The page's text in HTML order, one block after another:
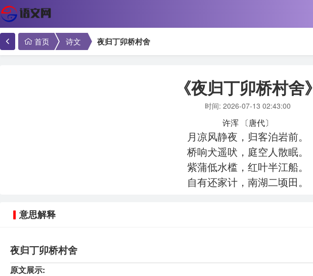
首页 诗文 夜归丁卯桥村舍
《夜归丁卯桥村舍》
时间: 2026-07-13 02:43:00
许浑 〔唐代〕
月凉风静夜，归客泊岩前。
桥响犬遥吠，庭空人散眠。
紫蒲低水槛，红叶半江船。
自有还家计，南湖二顷田。
意思解释
夜归丁卯桥村舍
原文展示: